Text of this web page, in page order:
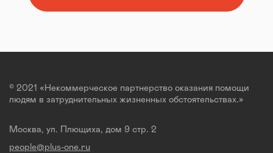
© 2021 «Некоммерческое партнерство оказания помощи
людям в затруднительных жизненных обстоятельствах.»
Москва, ул. Плющиха, дом 9 стр. 2
people@plus-one.ru